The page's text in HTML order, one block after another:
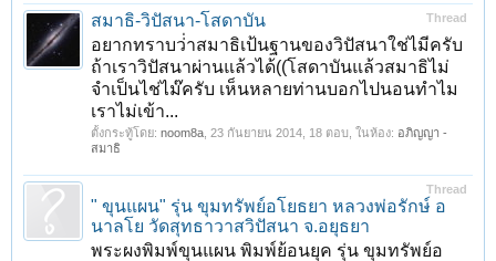
Thread
สมาธิ-วิปัสนา-โสดาบัน
อยากทราบว่่าสมาธิเป้นฐานของวิปัสนาใช่ไมีครับ
ถ้าเราวิปัสนาผ่านแล้วได้((โสดาบันแล้วสมาธิไม่
จำเป็นไช่ไม๊ครับ เห็นหลายท่านบอกไปนอนทำไม
เราไม่เข้า...
ตั้งกระทู้โดย: noom8a 23 กันยายน 2014 , 18 ตอบ, ในห้อง: อภิญญา -
สมาธิ
Thread
" ขุนแผน" รุ่น ขุมทรัพย์อโยธยา หลวงพ่อรักษ์ อ
นาลโย วัดสุทธาวาสวิปัสนา จ.อยุธยา
พระผงพิมพ์ขุนแผน พิมพ์ย้อนยุค รุ่น ขุมทรัพย์อ